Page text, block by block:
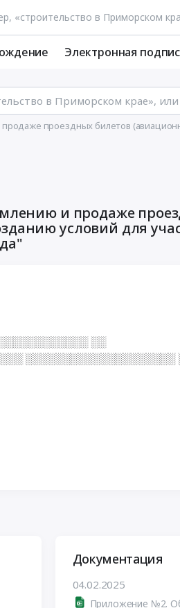
Электронная
проездных билетов
и продаже
условий для
░░
░░░░░░░░░░░░░░░░░░░░
Документация
04.02.2025